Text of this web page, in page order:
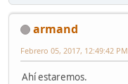
armand
Febrero 05, 2017, 12:49:42 PM
Ahí estaremos.